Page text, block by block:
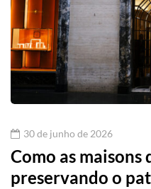
30 de junho de 2026
Como as maisons
preservando o